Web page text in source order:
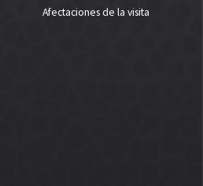
Afectaciones de la visita